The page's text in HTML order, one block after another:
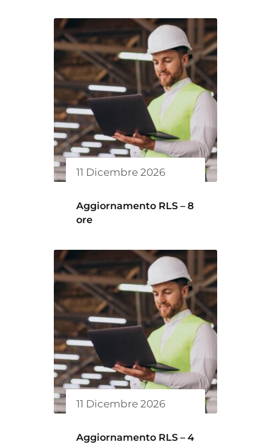
11 Dicembre 2026
Aggiornamento RLS – 8
ore
11 Dicembre 2026
Aggiornamento RLS – 4